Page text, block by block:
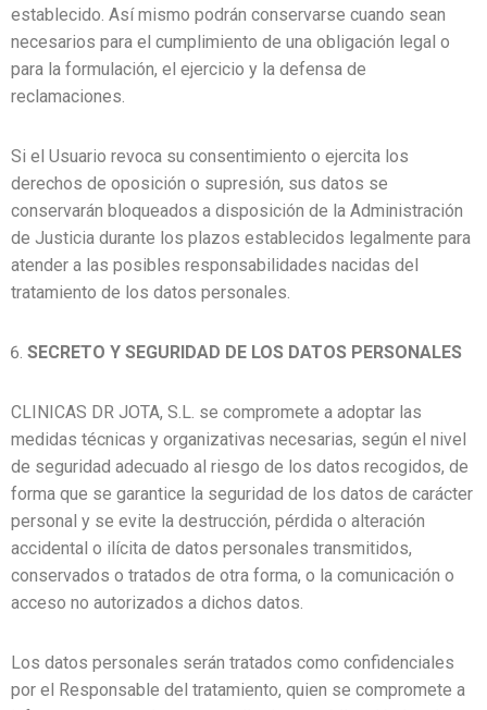
establecido. Así mismo podrán conservarse cuando sean
necesarios para el cumplimiento de una obligación legal o
para la formulación, el ejercicio y la defensa de
reclamaciones.
Si el Usuario revoca su consentimiento o ejercita los
derechos de oposición o supresión, sus datos se
conservarán bloqueados a disposición de la Administración
de Justicia durante los plazos establecidos legalmente para
atender a las posibles responsabilidades nacidas del
tratamiento de los datos personales.
SECRETO Y SEGURIDAD DE LOS DATOS PERSONALES
CLINICAS DR JOTA, S.L. se compromete a adoptar las
medidas técnicas y organizativas necesarias, según el nivel
de seguridad adecuado al riesgo de los datos recogidos, de
forma que se garantice la seguridad de los datos de carácter
personal y se evite la destrucción, pérdida o alteración
accidental o ilícita de datos personales transmitidos,
conservados o tratados de otra forma, o la comunicación o
acceso no autorizados a dichos datos.
Los datos personales serán tratados como confidenciales
por el Responsable del tratamiento, quien se compromete a